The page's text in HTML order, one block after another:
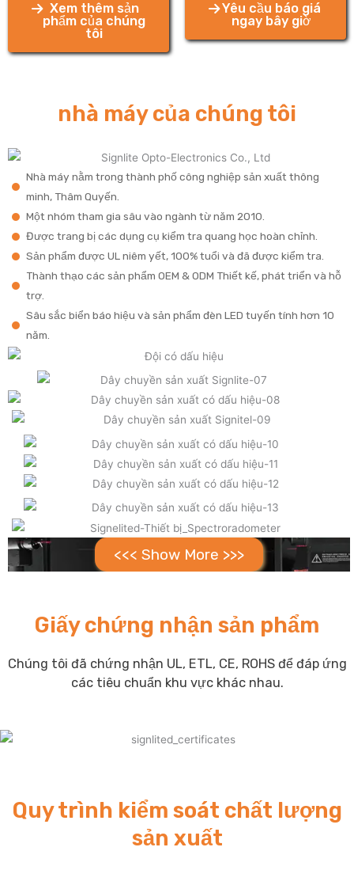
Xem thêm sản
phẩm của chúng
tôi
Yêu cầu báo giá
ngay bây giờ
nhà máy của chúng tôi
Nhà máy nằm trong thành phố công nghiệp sản xuất thông
minh, Thâm Quyến.
Một nhóm tham gia sâu vào ngành từ năm 2010.
Được trang bị các dụng cụ kiểm tra quang học hoàn chỉnh.
Sản phẩm được UL niêm yết, 100% tuổi và đã được kiểm tra.
Thành thạo các sản phẩm OEM & ODM Thiết kế, phát triển và hỗ
trợ.
Sâu sắc biển báo hiệu và sản phẩm đèn LED tuyến tính hơn 10
năm.
<<< Show More >>>
Giấy chứng nhận sản phẩm
Chúng tôi đã chứng nhận UL, ETL, CE, ROHS để đáp ứng
các tiêu chuẩn khu vực khác nhau.
Quy trình kiểm soát chất lượng
sản xuất